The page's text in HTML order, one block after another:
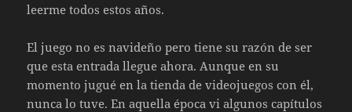
leerme todos estos años.
El juego no es navideño pero tiene su razón de ser
que esta entrada llegue ahora. Aunque en su
momento jugué en la tienda de videojuegos con él,
nunca lo tuve. En aquella época vi algunos capítulos